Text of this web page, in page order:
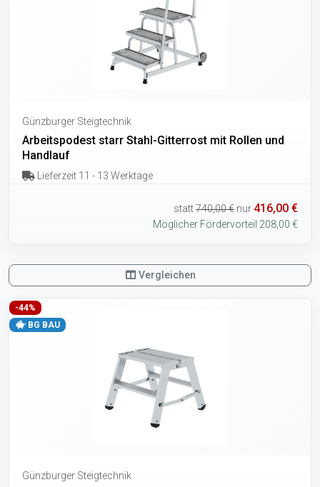
Günzburger Steigtechnik
Arbeitspodest starr Stahl-Gitterrost mit Rollen und
Handlauf
Lieferzeit 11 - 13 Werktage
statt740,00 € nur 416,00 €
Möglicher Fördervorteil 208,00 €
Vergleichen
-44%
BG BAU
Günzburger Steigtechnik